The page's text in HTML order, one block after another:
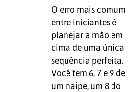
O erro mais comum
entre iniciantes é
planejar a mão em
cima de uma única
sequência perfeita.
Você tem 6, 7 e 9 de
um naipe, um 8 do